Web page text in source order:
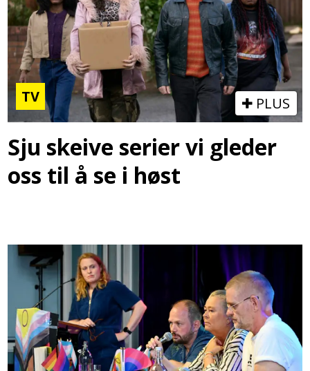
TV PLUS
Sju skeive serier vi gleder
oss til å se i høst